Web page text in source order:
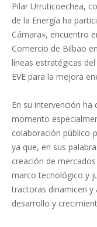
Pilar Urruticoechea,
de la Energía ha
Cámara», encuentro
Comercio de Bilbao
líneas estratégicas
EVE para la mejora
En su intervención
momento
colaboración público-
ya que, en sus
creación de
marco tecnológico y
tractoras dinamicen y
desarrollo y